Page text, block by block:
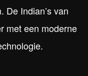
De Indian’s van
met een moderne